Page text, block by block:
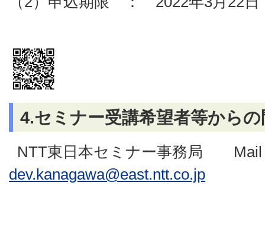
4.セミナー受講希望者等から
NTT東日本セミナー事務局 Mail
dev.kanagawa@east.ntt.co.jp